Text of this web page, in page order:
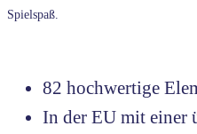
Spielspaß.
82 hochwertige
In der EU mit einer